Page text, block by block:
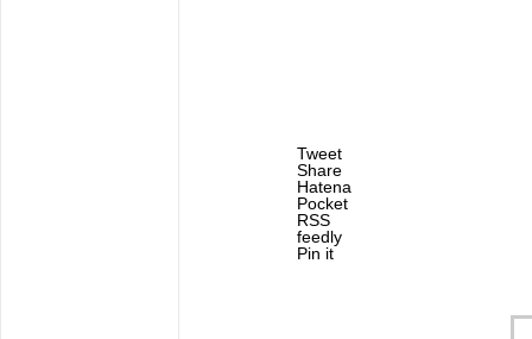
Tweet
Share
Hatena
Pocket
RSS
feedly
Pin it